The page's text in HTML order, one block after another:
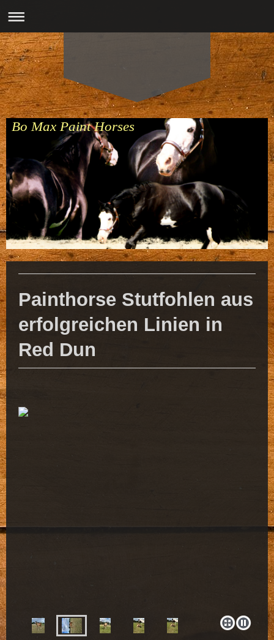
Bo Max Paint Horses
Painthorse Stutfohlen aus
erfolgreichen Linien in
Red Dun